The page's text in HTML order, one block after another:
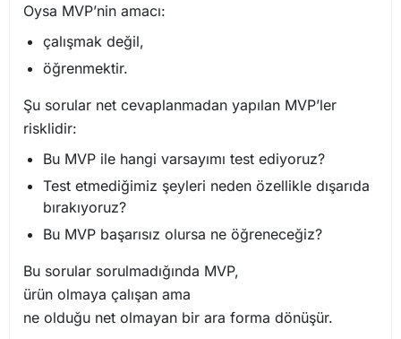
Oysa MVP’nin amacı:
çalışmak değil,
öğrenmektir.
Şu sorular net cevaplanmadan yapılan MVP’ler
risklidir:
Bu MVP ile hangi varsayımı test ediyoruz?
Test etmediğimiz şeyleri neden özellikle dışarıda
bırakıyoruz?
Bu MVP başarısız olursa ne öğreneceğiz?
Bu sorular sorulmadığında MVP,
ürün olmaya çalışan ama
ne olduğu net olmayan bir ara forma dönüşür.